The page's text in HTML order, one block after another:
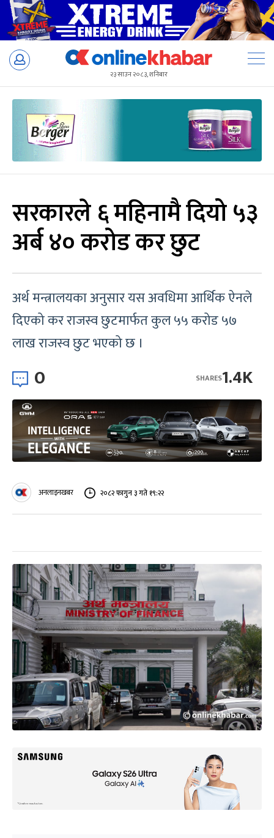
Skip
२३ साउन २०८३, शनिबार
सरकारले ६ महिनामै दियो ५३
अर्ब ४० करोड कर छुट
अर्थ मन्त्रालयका अनुसार यस अवधिमा आर्थिक ऐनले
दिएको कर राजस्व छुटमार्फत कुल ५५ करोड ५७
लाख राजस्व छुट भएको छ ।
0 1.4K
SHARES
अनलाइनखबर २०८२ फागुन ३ गते १९:२२